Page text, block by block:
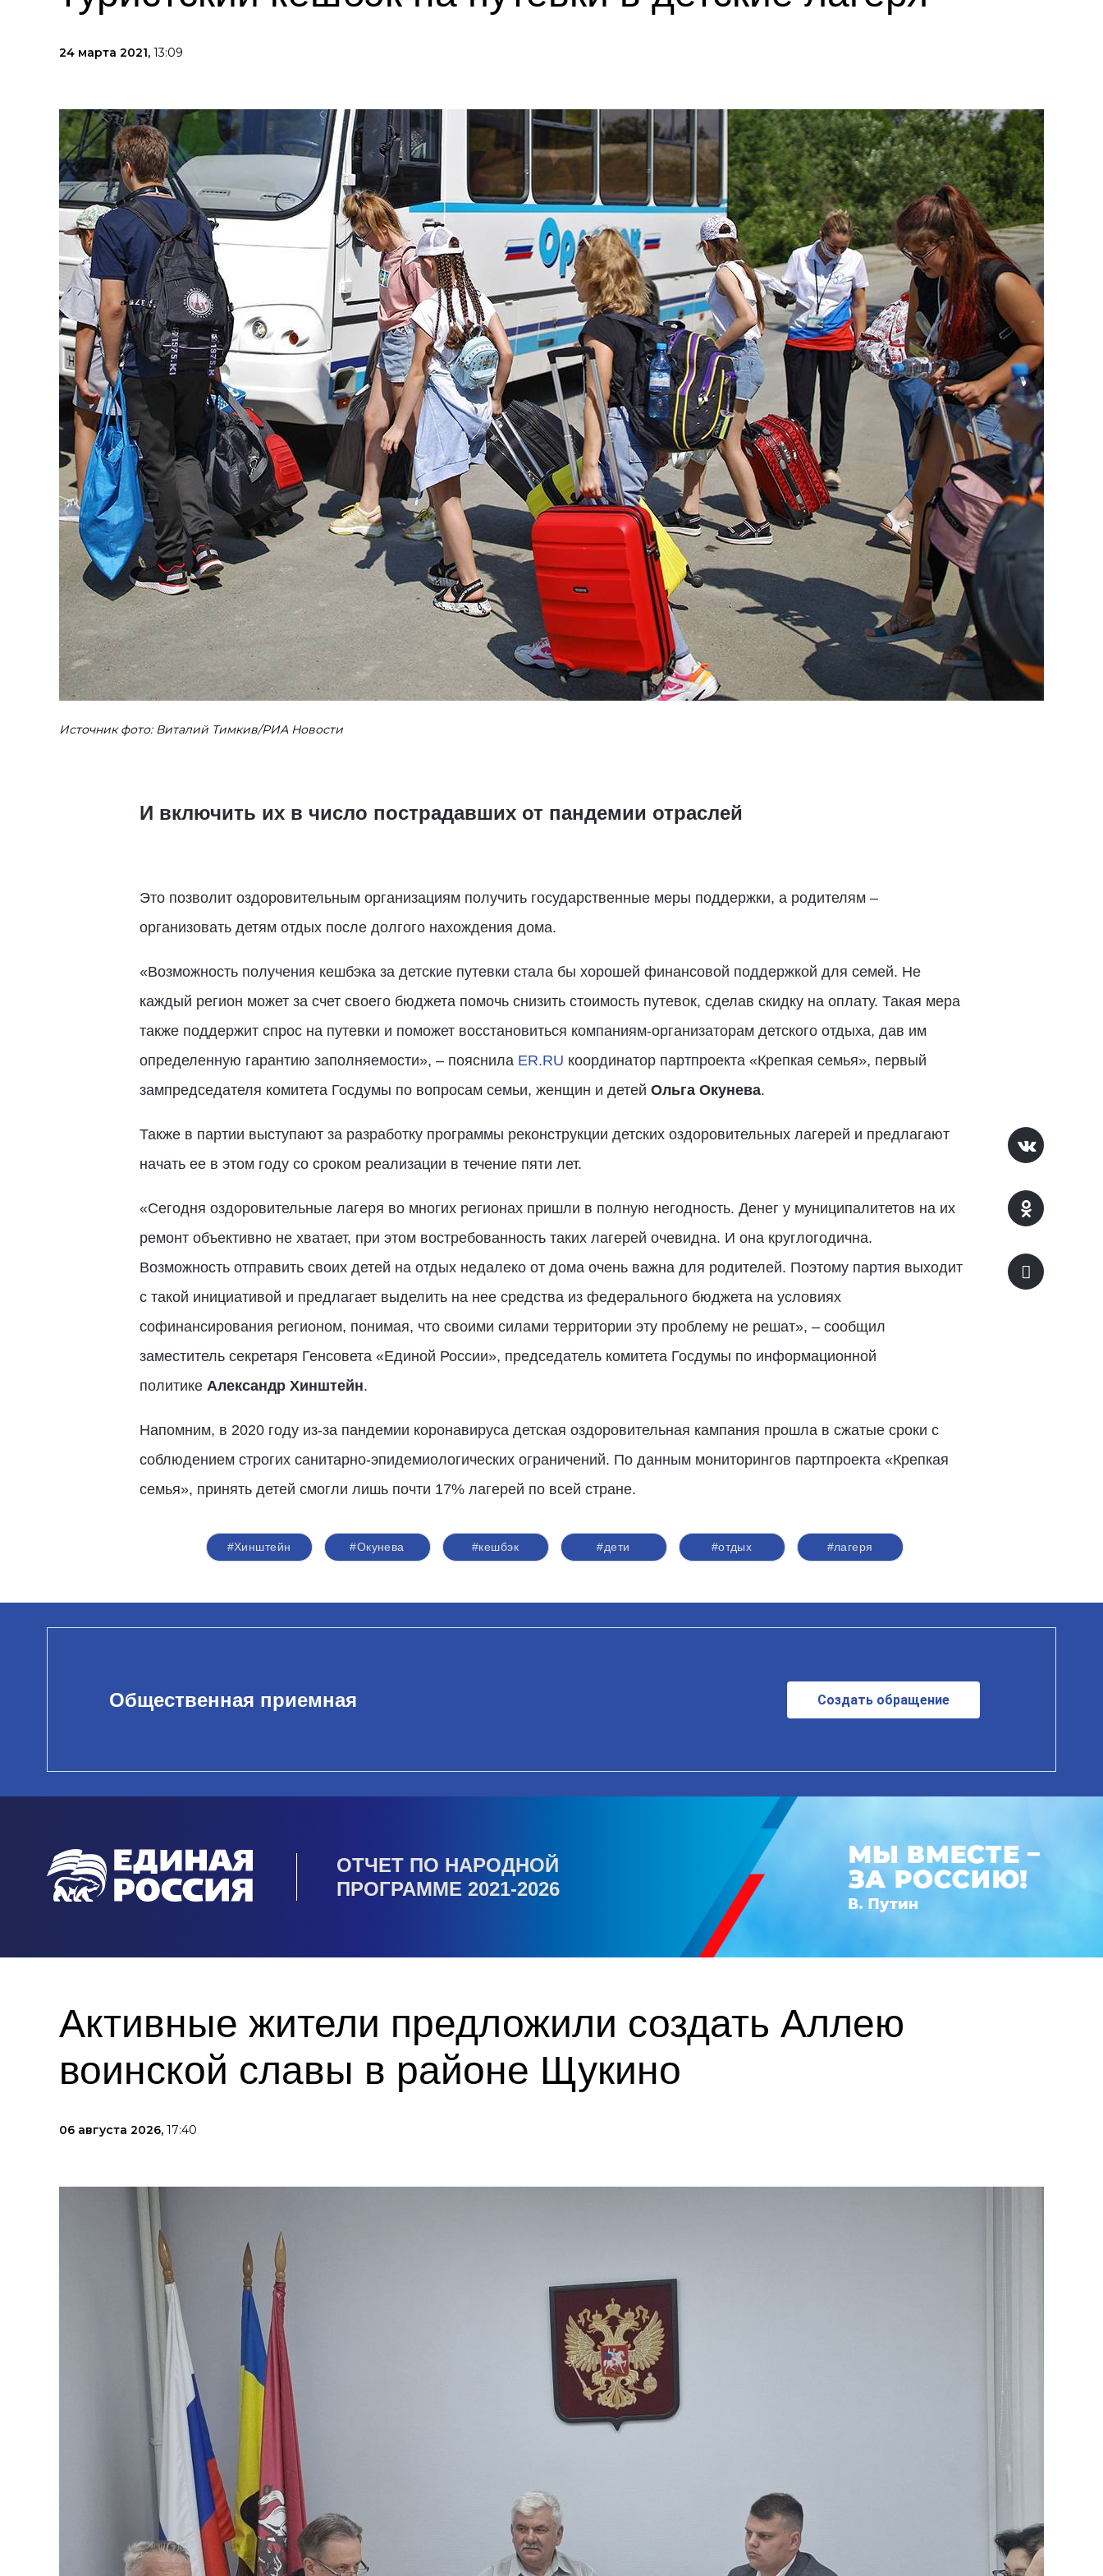
24 марта 2021, 13:09
Источник фото: Виталий Тимкив/РИА Новости
И включить их в число пострадавших от пандемии отраслей
Это позволит оздоровительным организациям получить государственные меры поддержки, а родителям –
организовать детям отдых после долгого нахождения дома.
«Возможность получения кешбэка за детские путевки стала бы хорошей финансовой поддержкой для семей. Не
каждый регион может за счет своего бюджета помочь снизить стоимость путевок, сделав скидку на оплату. Такая мера
также поддержит спрос на путевки и поможет восстановиться компаниям-организаторам детского отдыха, дав им
определенную гарантию заполняемости», – пояснила ER.RU координатор партпроекта «Крепкая семья», первый
зампредседателя комитета Госдумы по вопросам семьи, женщин и детей Ольга Окунева.
Также в партии выступают за разработку программы реконструкции детских оздоровительных лагерей и предлагают
начать ее в этом году со сроком реализации в течение пяти лет.
«Сегодня оздоровительные лагеря во многих регионах пришли в полную негодность. Денег у муниципалитетов на их
ремонт объективно не хватает, при этом востребованность таких лагерей очевидна. И она круглогодична.
Возможность отправить своих детей на отдых недалеко от дома очень важна для родителей. Поэтому партия выходит
с такой инициативой и предлагает выделить на нее средства из федерального бюджета на условиях
софинансирования регионом, понимая, что своими силами территории эту проблему не решат», – сообщил
заместитель секретаря Генсовета «Единой России», председатель комитета Госдумы по информационной
политике Александр Хинштейн.
Напомним, в 2020 году из-за пандемии коронавируса детская оздоровительная кампания прошла в сжатые сроки с
соблюдением строгих санитарно-эпидемиологических ограничений. По данным мониторингов партпроекта «Крепкая
семья», принять детей смогли лишь почти 17% лагерей по всей стране.
#Хинштейн #Окунева #кешбэк #дети #отдых #лагеря
Общественная приемная Создать обращение
ОТЧЕТ ПО НАРОДНОЙ
ПРОГРАММЕ 2021-2026
Активные жители предложили создать Аллею
воинской славы в районе Щукино
06 августа 2026, 17:40